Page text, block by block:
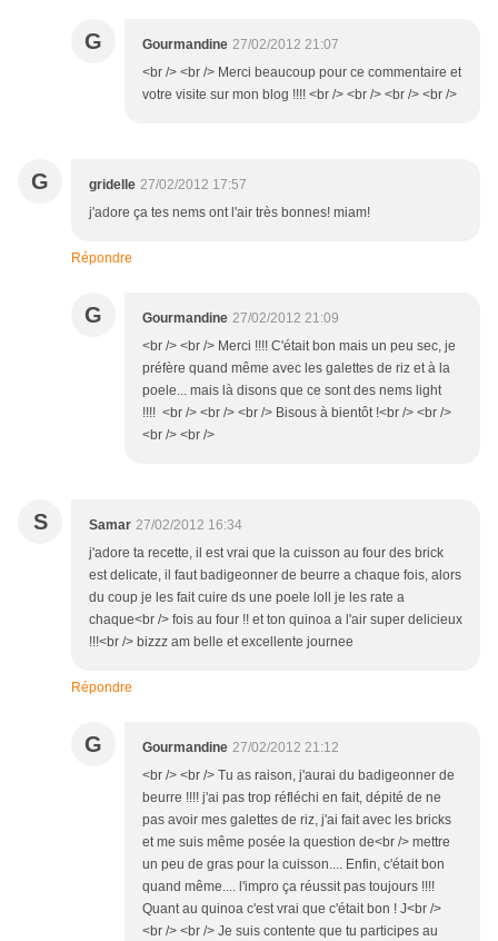
G Gourmandine 27/02/2012 21:07
<br /> <br /> Merci beaucoup pour ce commentaire et
votre visite sur mon blog !!!! <br /> <br /> <br /> <br />
G gridelle 27/02/2012 17:57
j'adore ça tes nems ont l'air très bonnes! miam!
Répondre
G Gourmandine 27/02/2012 21:09
<br /> <br /> Merci !!!! C'était bon mais un peu sec, je
préfère quand même avec les galettes de riz et à la
poele... mais là disons que ce sont des nems light
!!!! <br /> <br /> <br /> Bisous à bientôt !<br /> <br />
<br /> <br />
S Samar 27/02/2012 16:34
j'adore ta recette, il est vrai que la cuisson au four des brick
est delicate, il faut badigeonner de beurre a chaque fois, alors
du coup je les fait cuire ds une poele loll je les rate a
chaque<br /> fois au four !! et ton quinoa a l'air super delicieux
!!!<br /> bizzz am belle et excellente journee
Répondre
G Gourmandine 27/02/2012 21:12
<br /> <br /> Tu as raison, j'aurai du badigeonner de
beurre !!!! j'ai pas trop réfléchi en fait, dépité de ne
pas avoir mes galettes de riz, j'ai fait avec les bricks
et me suis même posée la question de<br /> mettre
un peu de gras pour la cuisson.... Enfin, c'était bon
quand même.... l'impro ça réussit pas toujours !!!!
Quant au quinoa c'est vrai que c'était bon ! J<br />
<br /> <br /> Je suis contente que tu participes au